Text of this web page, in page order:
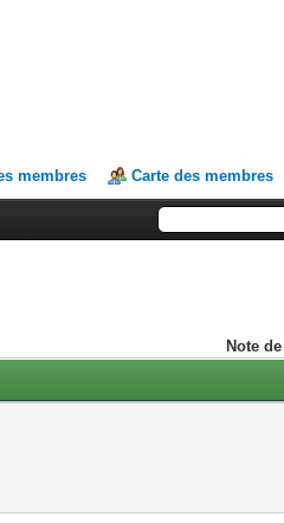
membres Carte des membres
Note